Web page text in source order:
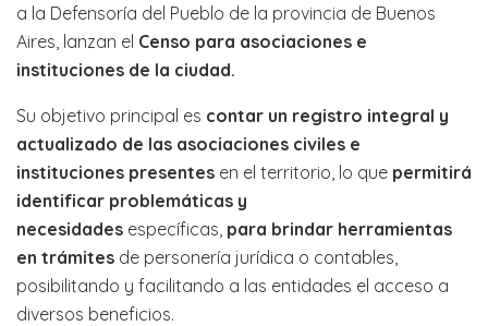
a la Defensoría del Pueblo de la provincia de Buenos
Aires, lanzan el Censo para asociaciones e
instituciones de la ciudad.
Su objetivo principal es contar un registro integral y
actualizado de las asociaciones civiles e
instituciones presentes en el territorio, lo que permitirá
identificar problemáticas y
necesidades específicas, para brindar herramientas
en trámites de personería jurídica o contables,
posibilitando y facilitando a las entidades el acceso a
diversos beneficios.